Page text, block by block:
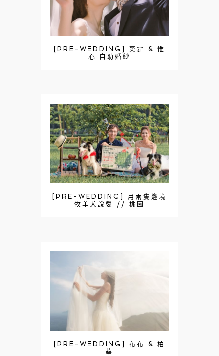
[PRE-WEDDING] 奕霆 & 惟
心 自助婚紗
[PRE-WEDDING] 用兩隻邊境
牧羊犬說愛 // 桃園
[PRE-WEDDING] 布布 & 柏
華